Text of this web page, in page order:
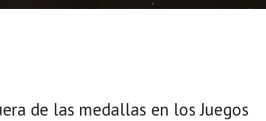
de las medallas en los Juegos